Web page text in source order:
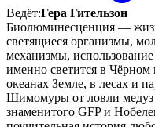
Ведёт:Гера Гительзон
Биолюминесценция —
светящиеся организмы,
механизмы,
именно светится в
океанах Земле, в лесах и
Шимомуры от ловли медуз
знаменитого GFP и